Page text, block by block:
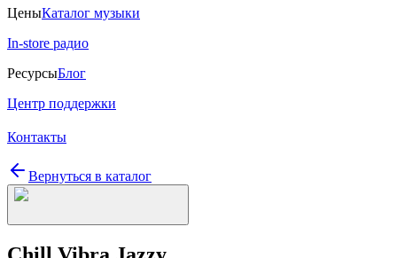
ЦеныКаталог музыки
In-store радио
РесурсыБлог
Центр поддержки
Контакты
Вернуться в каталог